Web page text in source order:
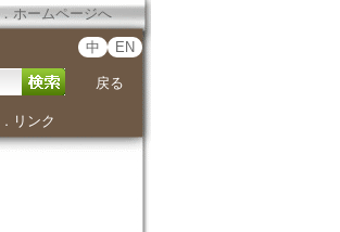
． ホームページへ
中 EN
戻る
． リンク